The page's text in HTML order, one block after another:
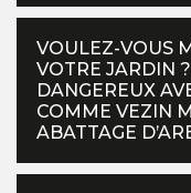
VOULEZ-VOUS
VOTRE JARDIN
DANGEREUX
COMME VEZIN
ABATTAGE